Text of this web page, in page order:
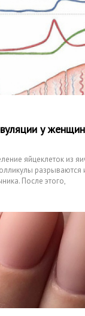
у
яйцеклеток из
После этого,